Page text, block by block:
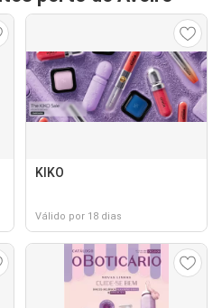
KIKO
Válido por 18 dias